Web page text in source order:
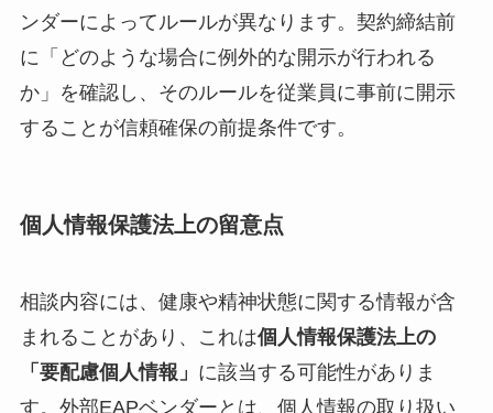
ンダーによってルールが異なります。契約締結前
に「どのような場合に例外的な開示が行われる
か」を確認し、そのルールを従業員に事前に開示
することが信頼確保の前提条件です。
個人情報保護法上の留意点
相談内容には、健康や精神状態に関する情報が含
まれることがあり、これは個人情報保護法上の
「要配慮個人情報」 に該当する可能性がありま
す。外部EAPベンダーとは、個人情報の取り扱い